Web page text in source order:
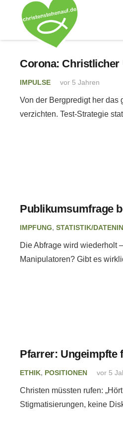
Corona:
IMPULSE vor 5 Jahren
Von der Bergpredigt her das
verzichten. Test-Strategie
Publikumsumfrage
IMPFUNG, STATISTIK/
Die Abfrage wird wiederholt
Manipulatoren? Gibt es
Pfarrer: Ungeimpfte
ETHIK, POSITIONEN vor 5
Christen müssten rufen:
Stigmatisierungen, keine